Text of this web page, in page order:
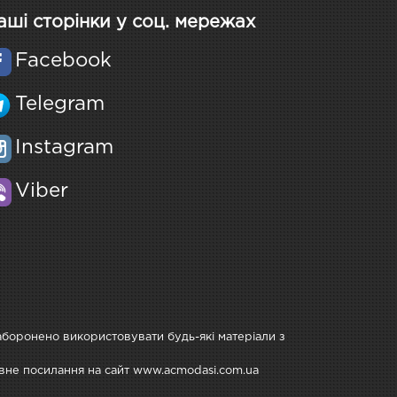
сторінки у соц. мережах
Facebook
Telegram
Instagram
Viber
використовувати будь-які матеріали з
посилання на сайт www.acmodasi.com.ua